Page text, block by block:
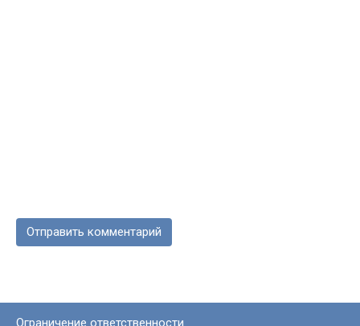
Ограничение ответственности